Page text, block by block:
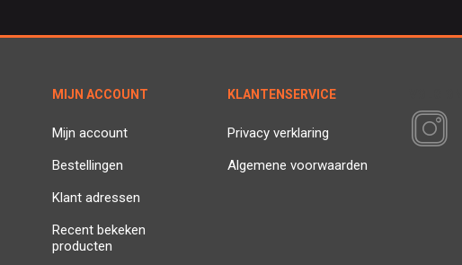
MIJN ACCOUNT
Mijn account
Bestellingen
Klant adressen
Recent bekeken
producten
KLANTENSERVICE
Privacy verklaring
Algemene voorwaarden